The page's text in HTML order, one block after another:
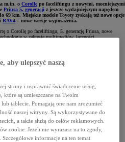
m.in. o Corollę po faceliftingu z nowymi, mocniejszymi
Priusa 5. generacji z jeszcze wydajniejszym napędem
km. Miejskie modele Toyoty zyskają też nowe opcje
i RAV4 – nowe wersje wyposażenia.
o Corollę po faceliftingu, 5. generację Priusa, nowe
w zakresie multimediów, łączności
aby ulepszyć naszą
strony i usprawnić świadczenie usług,
są umieszczane na Twoim
tablecie. Pomagają one nam zrozumieć
naszej witryny. Są wykorzystywane do
a także służą do celów reklamowych.
cookie. Jeżeli nie wyrażasz na to zgody,
informacje na ten temat